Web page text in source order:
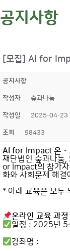
공지사항
[모집] AI for
공지사항
작성자 숲과나눔
작성일 2025-04-23
조회 98433
AI for Impact 온ㆍ
재단법인 숲과나눔
or Impact의 참가
화와 사회문제 해결
* 아래 교육은 모두
온라인 교육 과정
일정 : 2025년
강좌명 :